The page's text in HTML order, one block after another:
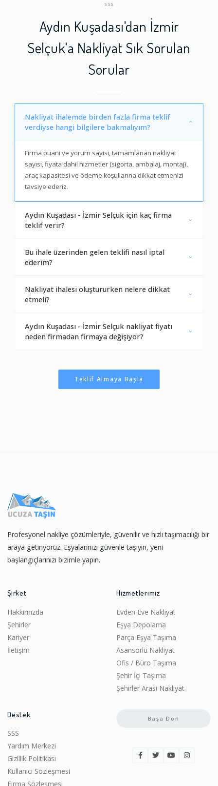
SSS
Aydın Kuşadası'dan İzmir
Selçuk'a Nakliyat Sık Sorulan
Sorular
Nakliyat ihalemde birden fazla firma teklif
verdiyse hangi bilgilere bakmalıyım?
Firma puanı ve yorum sayısı, tamamlanan nakliyat
sayısı, fiyata dahil hizmetler (sigorta, ambalaj, montaj),
araç kapasitesi ve ödeme koşullarına dikkat etmenizi
tavsiye ederiz.
Aydın Kuşadası - İzmir Selçuk için kaç firma
teklif verir?
Bu ihale üzerinden gelen teklifi nasıl iptal
ederim?
Nakliyat ihalesi oluştururken nelere dikkat
etmeli?
Aydın Kuşadası - İzmir Selçuk nakliyat fiyatı
neden firmadan firmaya değişiyor?
Teklif Almaya Başla
Profesyonel nakliye çözümleriyle, güvenilir ve hızlı taşımacılığı bir
araya getiriyoruz. Eşyalarınızı güvenle taşıyın, yeni
başlangıçlarınızı bizimle yapın.
Şirket
Hakkımızda
Şehirler
Kariyer
İletişim
Hizmetlerimiz
Evden Eve Nakliyat
Eşya Depolama
Parça Eşya Taşıma
Asansörlü Nakliyat
Ofis / Büro Taşıma
Şehir İçi Taşıma
Şehirler Arası Nakliyat
Destek
SSS
Yardım Merkezi
Gizlilik Politikası
Kullanıcı Sözleşmesi
Firma Sözleşmesi
Başa Dön